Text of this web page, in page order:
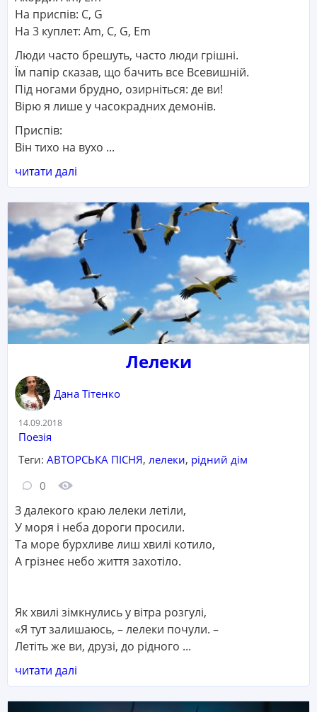
На приспів: C, G
На 3 куплет: Am, C, G, Em
Люди часто брешуть, часто люди грішні.
Їм папір сказав, що бачить все Всевишній.
Під ногами брудно, озирніться: де ви!
Вірю я лише у часокрадних демонів.
Приспів:
Він тихо на вухо ...
читати далі
Лeлеки
Дана Тітенко
Дата:
14.09.2018
Категорія:
Поезія
Теги: АВТОРСЬКА ПІСНЯ, лелеки, рідний дім
Кількість коментарів:
0 Кількість переглядів:
З далекого краю лелеки летіли,
У моря і неба дороги просили.
Та море бурхливе лиш хвилі котило,
А грізнеє небо життя захотіло.
Як хвилі зімкнулись у вітра розгулі,
«Я тут залишаюсь, – лелеки почули. –
Летіть же ви, друзі, до рідного ...
читати далі